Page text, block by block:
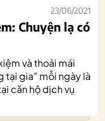
23/06/2021
Chuyện lạ có
và thoải mái
tại gia” mỗi ngày là
căn hộ dịch vụ